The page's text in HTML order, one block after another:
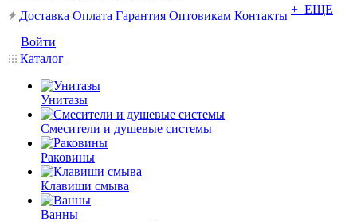
Доставка Оплата Гарантия Оптовикам Контакты + ЕЩЕ
Войти
Каталог
Унитазы
Смесители и душевые системы
Раковины
Клавиши смыва
Ванны